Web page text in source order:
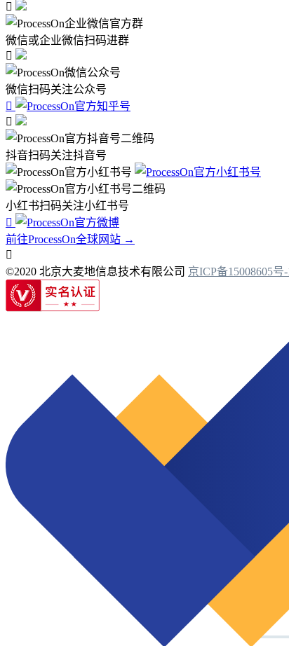

微信或企业微信扫码进群

微信扫码关注公众号


抖音扫码关注抖音号
小红书扫码关注小红书号

前往ProcessOn全球网站 →

©2020 北京大麦地信息技术有限公司 京ICP备15008605号-